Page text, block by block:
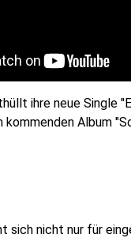
ihre neue Single
kommenden Album
sich nicht nur für